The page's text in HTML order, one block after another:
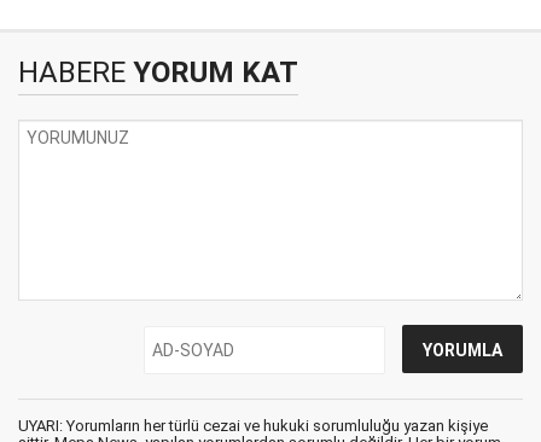
HABERE YORUM KAT
UYARI: Yorumların her türlü cezai ve hukuki sorumluluğu yazan kişiye